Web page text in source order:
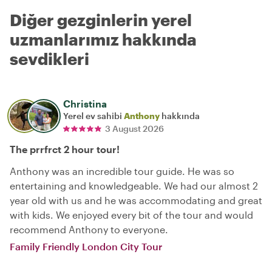
Diğer gezginlerin yerel
uzmanlarımız hakkında
sevdikleri
Christina
Yerel ev sahibi Anthony hakkında
3 August 2026
The prrfrct 2 hour tour!
Anthony was an incredible tour guide. He was so
entertaining and knowledgeable. We had our almost 2
year old with us and he was accommodating and great
with kids. We enjoyed every bit of the tour and would
recommend Anthony to everyone.
Family Friendly London City Tour